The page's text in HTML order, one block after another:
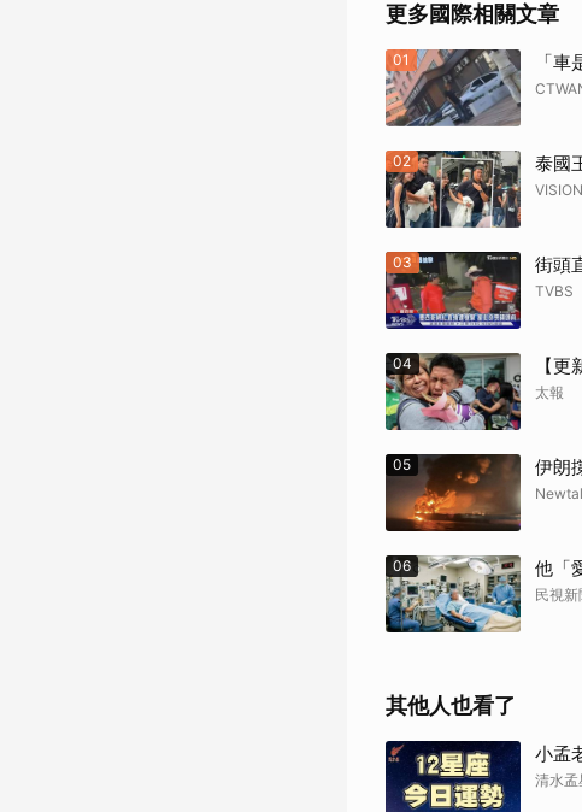
更多國際相關文章
01 「
02 泰國
03 街頭
TVBS
04 【
太報
05 伊朗
06 他「
民視新
其他人也看了
小孟
清水孟